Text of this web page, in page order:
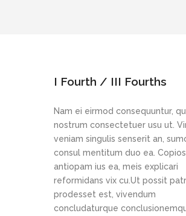
I Fourth / III Fourths
Nam ei eirmod consequuntur,
nostrum consectetuer usu ut.
veniam singulis senserit an,
consul mentitum duo ea.
antiopam ius ea, meis explicari
reformidans vix cu.Ut possit
prodesset est, vivendum
concludaturque